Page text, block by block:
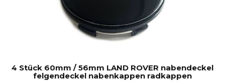
4 Stück 60mm / 56mm LAND ROVER nabendeckel
felgendeckel nabenkappen radkappen